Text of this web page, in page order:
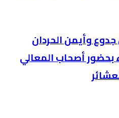
وأيمن الحردان
أصحاب المعالي